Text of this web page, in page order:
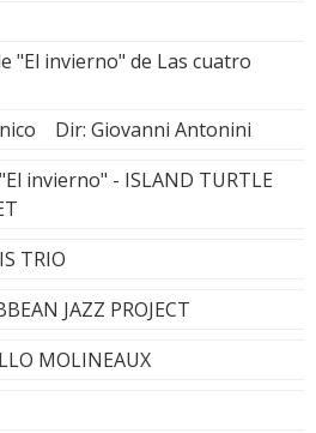
"El invierno" de Las cuatro
Dir: Giovanni Antonini
invierno" - ISLAND TURTLE
TRIO
JAZZ PROJECT
MOLINEAUX